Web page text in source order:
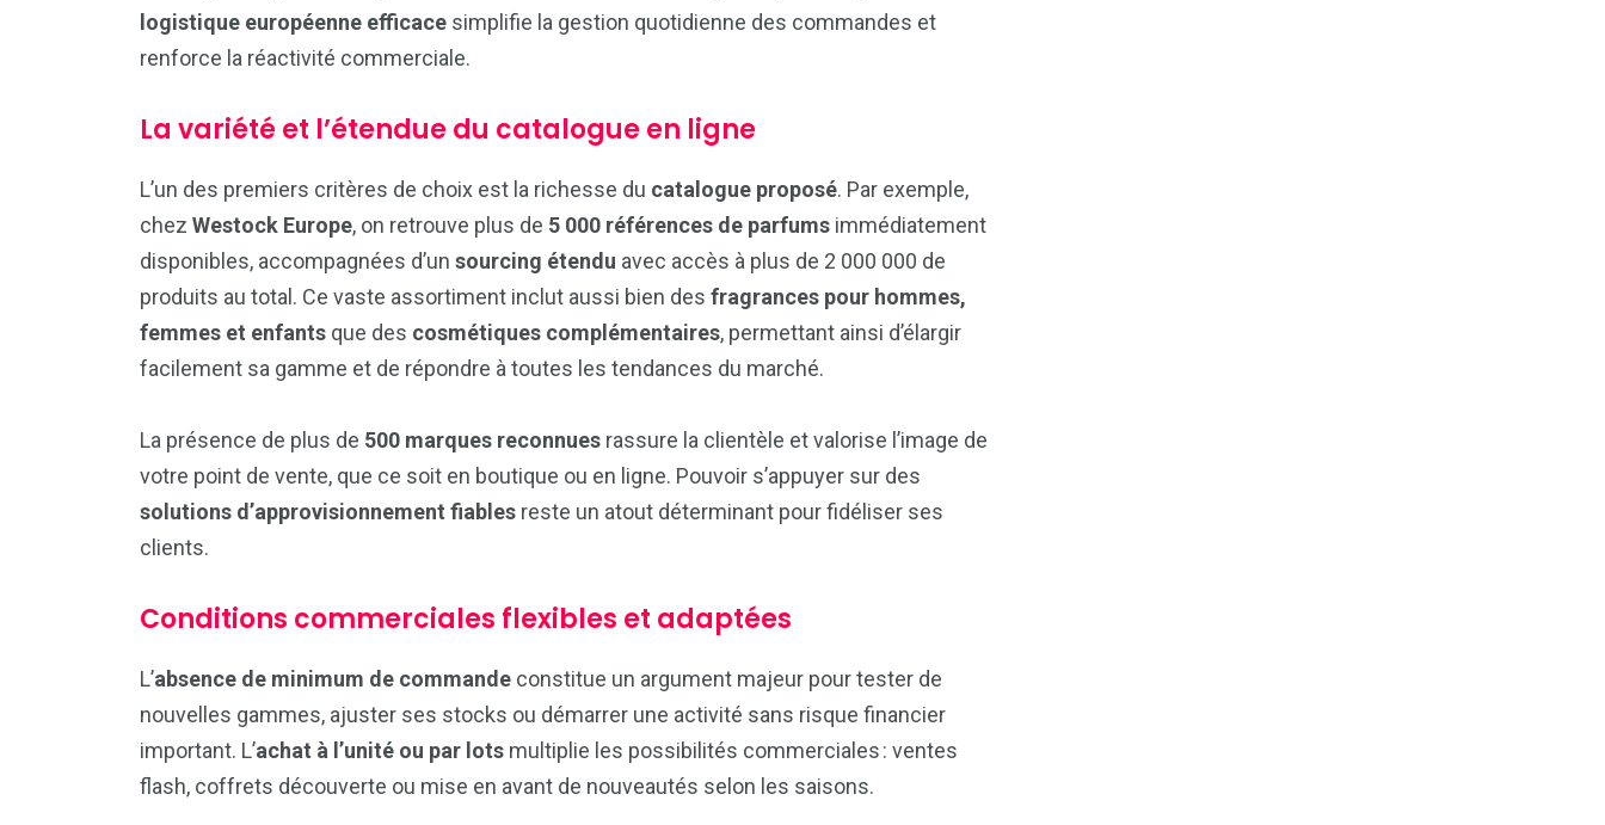
logistique européenne efficace simplifie la gestion quotidienne des commandes et
renforce la réactivité commerciale.
La variété et l’étendue du catalogue en ligne
L’un des premiers critères de choix est la richesse du catalogue proposé. Par exemple,
chez Westock Europe, on retrouve plus de 5 000 références de parfums immédiatement
disponibles, accompagnées d’un sourcing étendu avec accès à plus de 2 000 000 de
produits au total. Ce vaste assortiment inclut aussi bien des fragrances pour hommes,
femmes et enfants que des cosmétiques complémentaires, permettant ainsi d’élargir
facilement sa gamme et de répondre à toutes les tendances du marché.
La présence de plus de 500 marques reconnues rassure la clientèle et valorise l’image de
votre point de vente, que ce soit en boutique ou en ligne. Pouvoir s’appuyer sur des
solutions d’approvisionnement fiables reste un atout déterminant pour fidéliser ses
clients.
Conditions commerciales flexibles et adaptées
L’absence de minimum de commande constitue un argument majeur pour tester de
nouvelles gammes, ajuster ses stocks ou démarrer une activité sans risque financier
important. L’achat à l’unité ou par lots multiplie les possibilités commerciales : ventes
flash, coffrets découverte ou mise en avant de nouveautés selon les saisons.